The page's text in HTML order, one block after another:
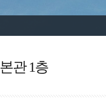
본관 1층